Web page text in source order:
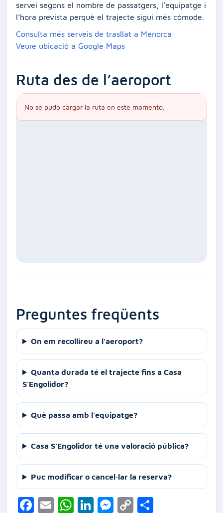
servei segons el nombre de passatgers, l’equipatge i
l’hora prevista perquè el trajecte sigui més còmode.
Consulta més serveis de trasllat a Menorca·
Veure ubicació a Google Maps
Ruta des de l’aeroport
No se pudo cargar la ruta en este momento.
Preguntes freqüents
On em recollireu a l'aeroport?
Quanta durada té el trajecte fins a Casa
S'Engolidor?
Què passa amb l'equipatge?
Casa S'Engolidor té una valoració pública?
Puc modificar o cancel·lar la reserva?
F
E
W Li
M
C